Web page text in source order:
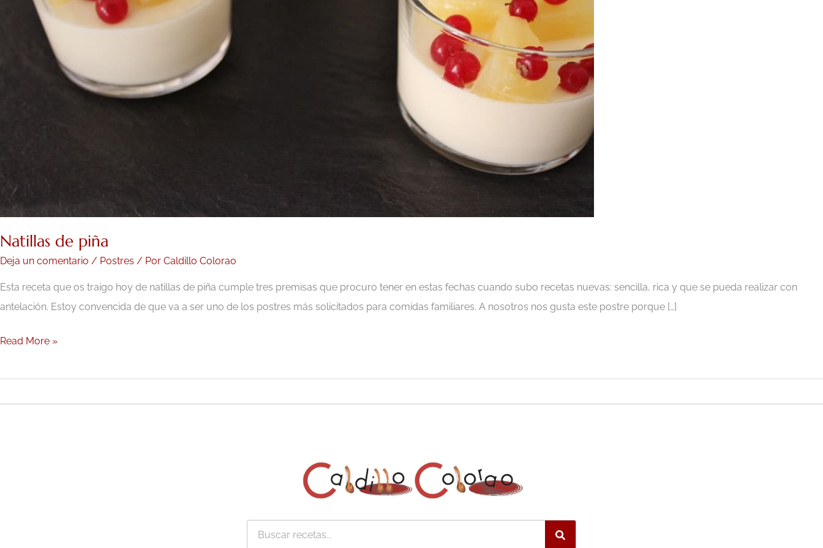
Natillas de piña
Deja un comentario / Postres / Por Caldillo Colorao
Esta receta que os traigo hoy de natillas de piña cumple tres premisas que procuro tener en estas fechas cuando subo recetas nuevas: sencilla, rica y que se pueda realizar con
antelación. Estoy convencida de que va a ser uno de los postres más solicitados para comidas familiares. A nosotros nos gusta este postre porque […]
Read More »
Buscar